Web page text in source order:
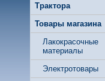
Трактора
Товары магазина
Лакокрасочные
материалы
Электротовары